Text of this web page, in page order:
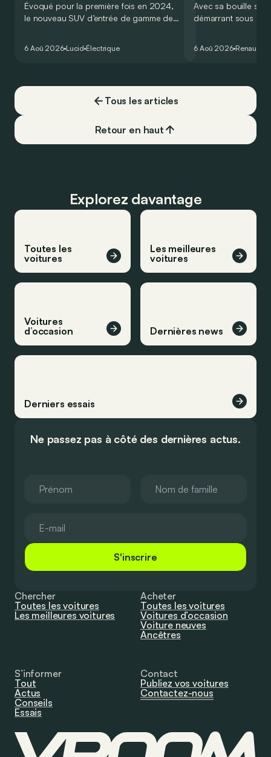
Évoqué pour la première fois en 2024,
le nouveau SUV d’entrée de gamme de
gamme du constructeur d’ici la fin de
l’année 2026.
6 Aoû 2026 Lucid Électrique
Avec sa bouille
démarrant sous
moment. Mais est-
6 Aoû 2026 Renault
Tous les articles
Retour en haut
Explorez davantage
Toutes les
voitures
Les meilleures
voitures
Voitures
d’occasion
Dernières news
Derniers essais
Ne passez pas à côté des dernières actus.
S'inscrire
Chercher
Toutes les voitures
Les meilleures voitures
Acheter
Toutes les voitures
Voitures d’occasion
Voiture neuves
Ancêtres
S’informer
Tout
Actus
Conseils
Essais
Contact
Publiez vos voitures
Contactez-nous